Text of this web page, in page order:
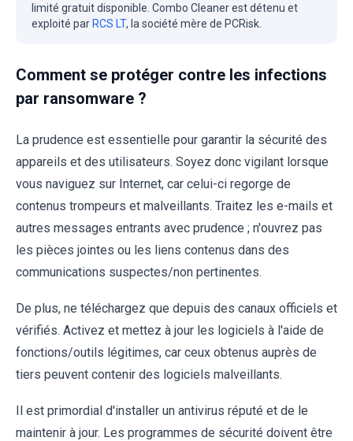
limité gratuit disponible. Combo Cleaner est détenu et
exploité par RCS LT, la société mère de PCRisk.
Comment se protéger contre les infections
par ransomware ?
La prudence est essentielle pour garantir la sécurité des
appareils et des utilisateurs. Soyez donc vigilant lorsque
vous naviguez sur Internet, car celui-ci regorge de
contenus trompeurs et malveillants. Traitez les e-mails et
autres messages entrants avec prudence ; n'ouvrez pas
les pièces jointes ou les liens contenus dans des
communications suspectes/non pertinentes.
De plus, ne téléchargez que depuis des canaux officiels et
vérifiés. Activez et mettez à jour les logiciels à l'aide de
fonctions/outils légitimes, car ceux obtenus auprès de
tiers peuvent contenir des logiciels malveillants.
Il est primordial d'installer un antivirus réputé et de le
maintenir à jour. Les programmes de sécurité doivent être